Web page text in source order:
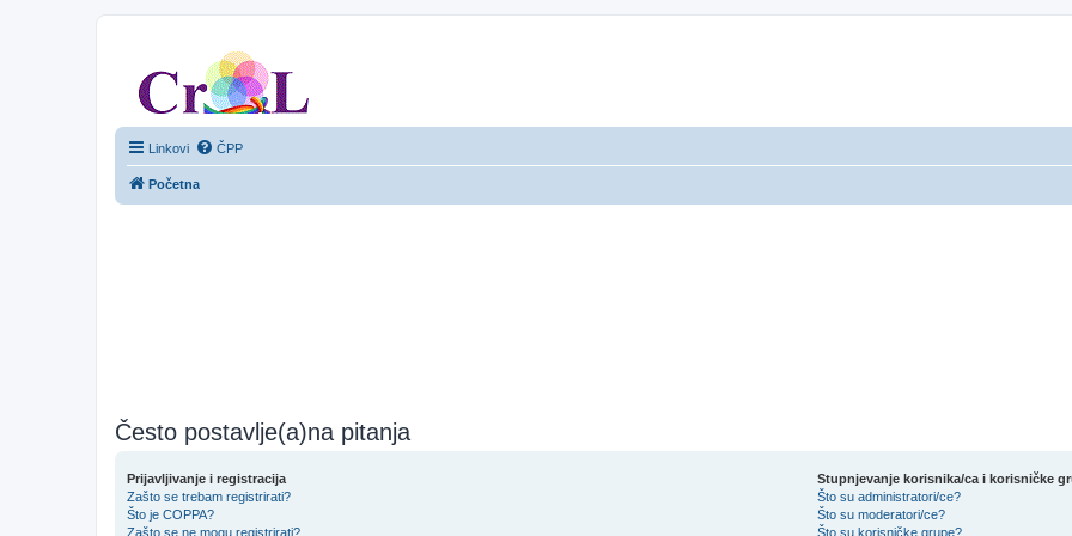
Linkovi ČPP
Početna
Često postavlje(a)na pitanja
Prijavljivanje i registracija
Zašto se trebam registrirati?
Što je COPPA?
Zašto se ne mogu registrirati?
Stupnjevanje korisnika/ca i korisničke
Što su administratori/ce?
Što su moderatori/ce?
Što su korisničke grupe?